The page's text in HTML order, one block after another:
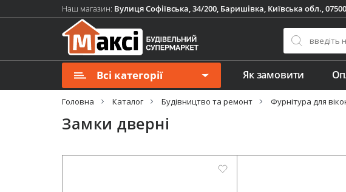
Наш магазин: Вулиця Софіївська, 34/200, Баришівка, Київська обл., 07500
Всі категорії Як замовити
Головна Каталог Будівництво та ремонт Фурнітура для
Замки дверні